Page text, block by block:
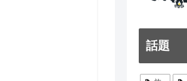
話題